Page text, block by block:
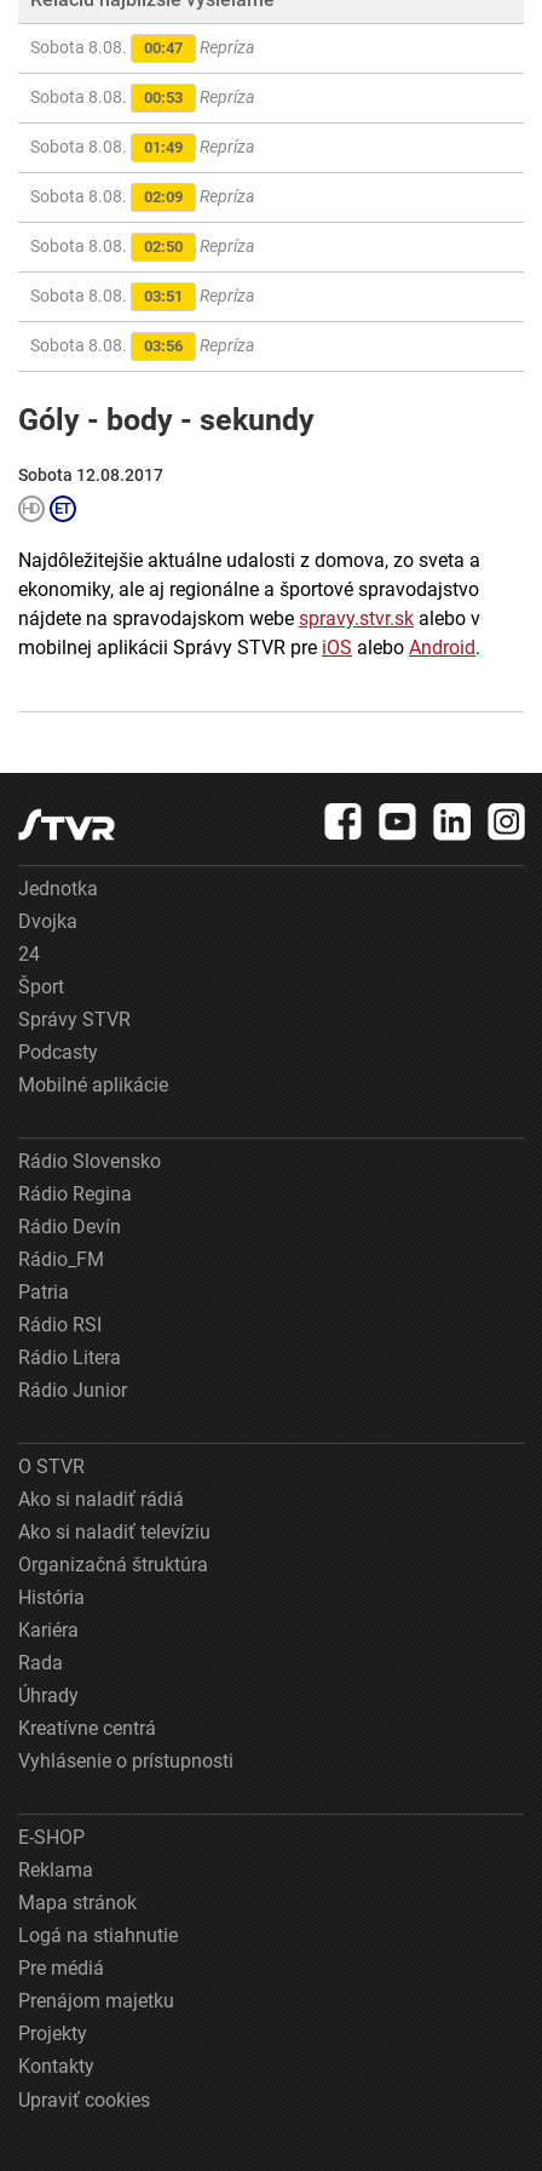
Sobota 8.08. 00:47 Repríza
Sobota 8.08. 00:53 Repríza
Sobota 8.08. 01:49 Repríza
Sobota 8.08. 02:09 Repríza
Sobota 8.08. 02:50 Repríza
Sobota 8.08. 03:51 Repríza
Sobota 8.08. 03:56 Repríza
Góly - body - sekundy
Sobota 12.08.2017
Najdôležitejšie aktuálne udalosti z domova, zo sveta a
ekonomiky, ale aj regionálne a športové spravodajstvo
nájdete na spravodajskom webe spravy.stvr.sk alebo v
mobilnej aplikácii Správy STVR pre iOS alebo Android.
Jednotka
Dvojka
24
Šport
Správy STVR
Podcasty
Mobilné aplikácie
Rádio Slovensko
Rádio Regina
Rádio Devín
Rádio_FM
Patria
Rádio RSI
Rádio Litera
Rádio Junior
O STVR
Ako si naladiť rádiá
Ako si naladiť televíziu
Organizačná štruktúra
História
Kariéra
Rada
Úhrady
Kreatívne centrá
Vyhlásenie o prístupnosti
E-SHOP
Reklama
Mapa stránok
Logá na stiahnutie
Pre médiá
Prenájom majetku
Projekty
Kontakty
Upraviť cookies